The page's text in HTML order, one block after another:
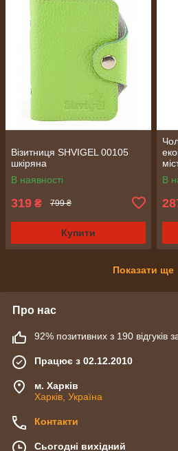
Візитниця SHVIGEL 00105
шкіряна
В наявності
319 ₴ 799 ₴
Купити
В
Показати ще
Про нас
92% позитивних з 190 відгуків
Працює з 02.12.2010
м. Харків
Харків, Україна
Контакти
Сьогодні вихідний